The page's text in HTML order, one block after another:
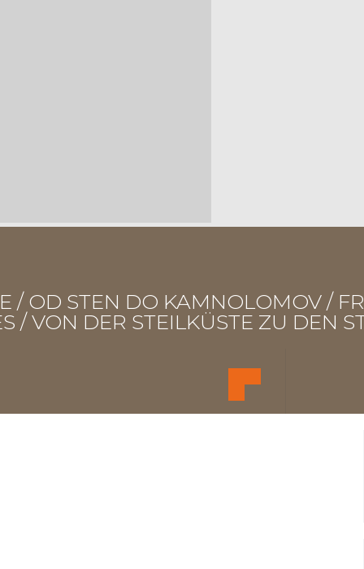
/ OD STEN DO KAMNOLOMOV /
/ VON DER STEILKÜSTE ZU DEN